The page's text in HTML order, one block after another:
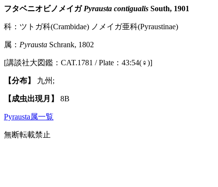
フタベニオビノメイガ Pyrausta contigualis South, 1901
科：ツトガ科(Crambidae) ノメイガ亜科(Pyraustinae)
属： Pyrausta Schrank, 1802
[講談社大図鑑：CAT.1781 / Plate：43:54(♀)]
【分布】 九州;
【成虫出現月】 8B
Pyrausta属一覧
無断転載禁止